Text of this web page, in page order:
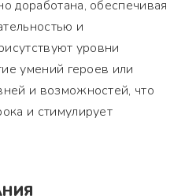
доработана, обеспечивая
и
уровни
умений героев или
и возможностей, что
и стимулирует